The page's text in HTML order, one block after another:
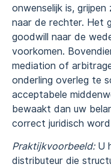
onwenselijk is,
naar de rechter. Het
goodwill naar de
voorkomen.
mediation of
onderling overleg te
acceptabele
bewaakt dan uw
correct juridisch
Praktijkvoorbeeld:U
distributeur die